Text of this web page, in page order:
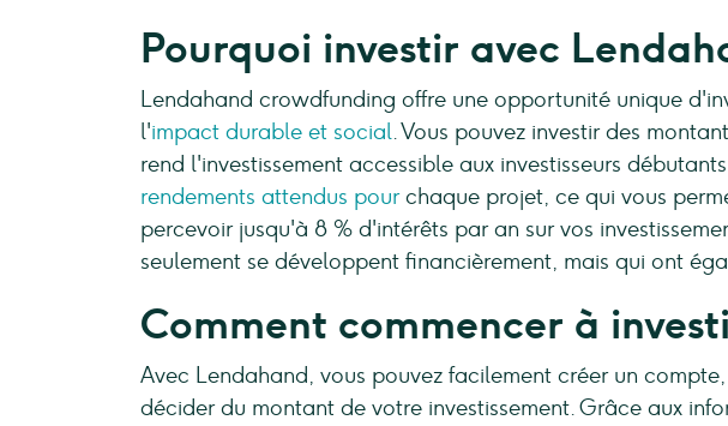
Pourquoi investir avec
Lendahand crowdfunding offre une opportunité unique
l'impact durable et social. Vous pouvez investir des
rend l'investissement accessible aux investisseurs
rendements attendus pourchaque projet, ce qui vous
percevoir jusqu'à 8 % d'intérêts par an sur vos
seulement se développent financièrement, mais qui ont
Comment commencer à
Avec Lendahand, vous pouvez facilement créer un
décider du montant de votre investissement. Grâce aux